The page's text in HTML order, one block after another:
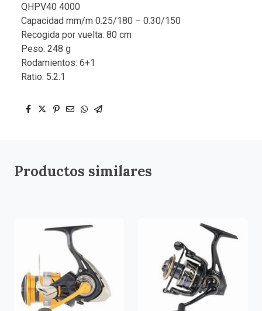
QHPV40 4000
Capacidad mm/m 0.25/180 – 0.30/150
Recogida por vuelta: 80 cm
Peso: 248 g
Rodamientos: 6+1
Ratio: 5.2:1
Productos similares